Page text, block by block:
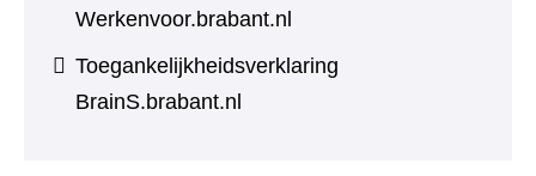
Werkenvoor.brabant.nl
Toegankelijkheidsverklaring
BrainS.brabant.nl